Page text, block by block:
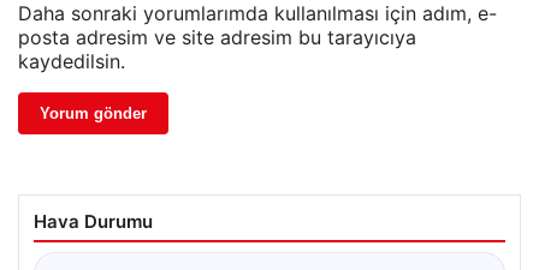
Daha sonraki yorumlarımda kullanılması için adım, e-
posta adresim ve site adresim bu tarayıcıya
kaydedilsin.
Hava Durumu